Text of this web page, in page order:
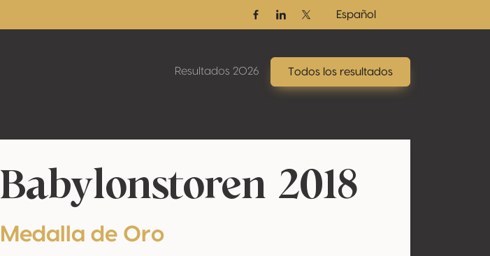
FacebookLinkedinTwitter / X
Español
Resultados 2026 Todos los resultados
Babylonstoren 2018
Medalla de Oro